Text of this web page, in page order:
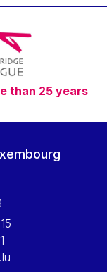
than 25 years